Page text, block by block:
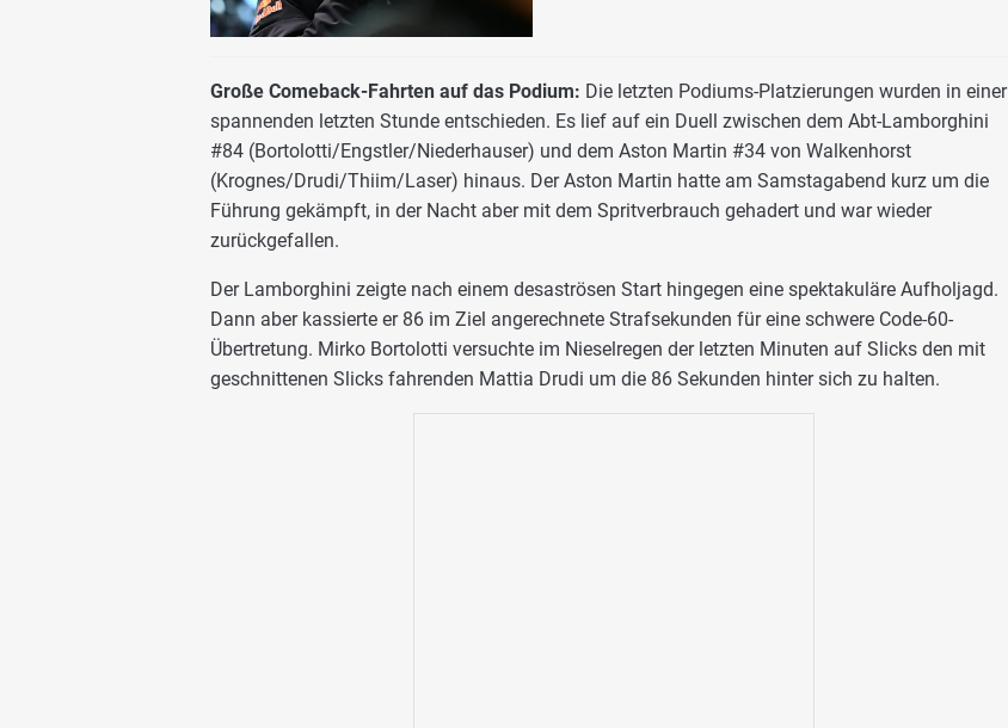
Große Comeback-Fahrten auf das Podium: Die letzten Podiums-Platzierungen wurden in einer
spannenden letzten Stunde entschieden. Es lief auf ein Duell zwischen dem Abt-Lamborghini
#84 (Bortolotti/Engstler/Niederhauser) und dem Aston Martin #34 von Walkenhorst
(Krognes/Drudi/Thiim/Laser) hinaus. Der Aston Martin hatte am Samstagabend kurz um die
Führung gekämpft, in der Nacht aber mit dem Spritverbrauch gehadert und war wieder
zurückgefallen.
Der Lamborghini zeigte nach einem desaströsen Start hingegen eine spektakuläre Aufholjagd.
Dann aber kassierte er 86 im Ziel angerechnete Strafsekunden für eine schwere Code-60-
Übertretung. Mirko Bortolotti versuchte im Nieselregen der letzten Minuten auf Slicks den mit
geschnittenen Slicks fahrenden Mattia Drudi um die 86 Sekunden hinter sich zu halten.